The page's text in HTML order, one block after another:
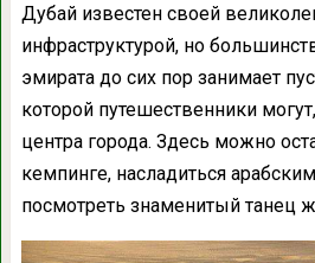
Дубай известен своей
инфраструктурой, но
эмирата до сих пор занимает
которой путешественники
центра города. Здесь можно
кемпинге, насладиться
посмотреть знаменитый танец